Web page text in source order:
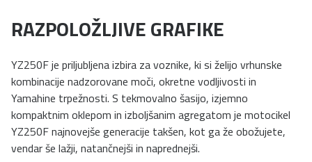
RAZPOLOŽLJIVE GRAFIKE
YZ250F je priljubljena izbira za voznike, ki si želijo vrhunske
kombinacije nadzorovane moči, okretne vodljivosti in
Yamahine trpežnosti. S tekmovalno šasijo, izjemno
kompaktnim oklepom in izboljšanim agregatom je motocikel
YZ250F najnovejše generacije takšen, kot ga že obožujete,
vendar še lažji, natančnejši in naprednejši.